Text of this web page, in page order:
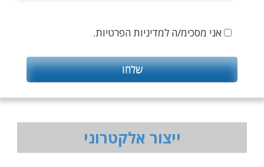
אני מסכימ/ה למדיניות הפרטיות.
ייצור אלקטרוני